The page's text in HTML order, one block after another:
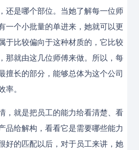
还是哪个部位。当她了解每一位师
一个小批量的单进来，她就可以更
于比较偏向于这种材质的，它比较
那就由这几位师傅来做。所以，每
擅长的部分，能够总体为这个公司
率。
，就是把员工的能力给看清楚、看
品给解构，看看它是需要哪些能力
好的匹配以后，对于员工来讲，她